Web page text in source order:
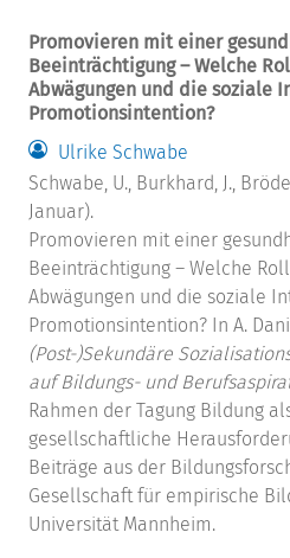
Promovieren mit einer
Beeinträchtigung – Welche
Abwägungen und die soziale
Promotionsintention?
Ulrike Schwabe
Schwabe, U., Burkhard, J.,
Januar).
Promovieren mit einer
Beeinträchtigung – Welche
Abwägungen und die soziale
Promotionsintention? In A.
(Post-)Sekundäre
auf Bildungs- und
Rahmen der Tagung Bildung
gesellschaftliche
Beiträge aus der
Gesellschaft für empirische
Universität Mannheim.